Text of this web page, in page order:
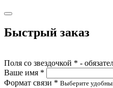
Быстрый заказ
Поля со звездочкой * -
Ваше имя *
Формат связи * Выберите